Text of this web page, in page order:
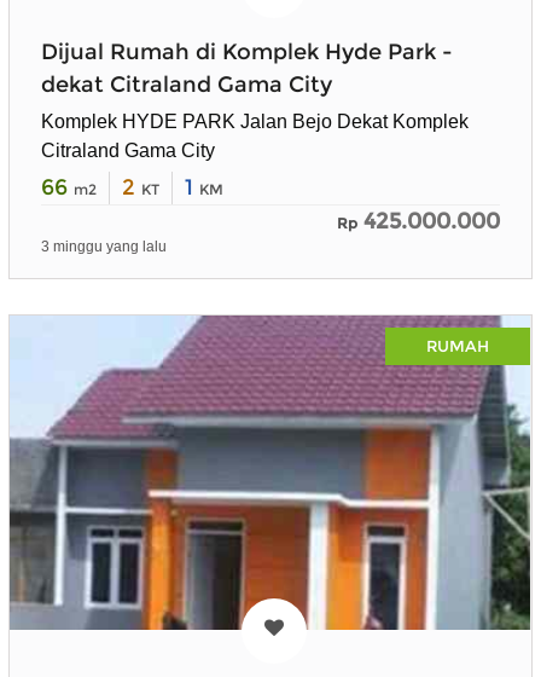
Dijual Rumah di Komplek Hyde Park -
dekat Citraland Gama City
Komplek HYDE PARK Jalan Bejo Dekat Komplek
Citraland Gama City
66 m2 2 KT 1 KM
Rp 425.000.000
3 minggu yang lalu
RUMAH